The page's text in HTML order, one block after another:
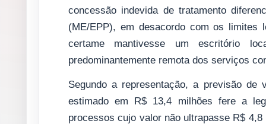
concessão indevida de tratamento
(ME/EPP), em desacordo com os limites
certame mantivesse um escritório
predominantemente remota dos serviços
Segundo a representação, a previsão
estimado em R$ 13,4 milhões fere a
processos cujo valor não ultrapasse R$